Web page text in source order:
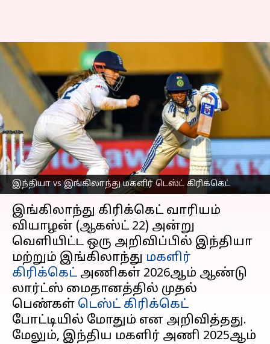
இந்தியா vs இங்கிலாந்து மகளிர் டெஸ்ட் கிரிக்கெட்
90 ஆண்டுகால
கிரிக்கெட்டில் முதல்முறை;
சாதனைக்கு தயாராகும்
இந்தியா vs இங்கிலாந்து
டெஸ்ட் போட்டி
எழுதியவர் Sekar Chinnappan Aug 22, 2024 06:31 pm
செய்தி முன்னோட்டம்
இங்கிலாந்து கிரிக்கெட் வாரியம்
வியாழன் (ஆகஸ்ட் 22) அன்று
வெளியிட்ட ஒரு அறிவிப்பில் இந்தியா
மற்றும் இங்கிலாந்து மகளிர்
கிரிக்கெட் அணிகள் 2026ஆம் ஆண்டு
லார்ட்ஸ் மைதானத்தில் முதல்
பெண்கள் டெஸ்ட் கிரிக்கெட்
போட்டியில் மோதும் என அறிவித்தது.
மேலும், இந்திய மகளிர் அணி 2025ஆம்